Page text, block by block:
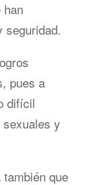
han
seguridad.
pues a
difícil
y
que